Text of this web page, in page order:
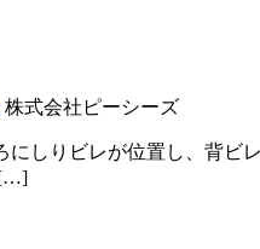
株式会社ピーシーズ
しりビレが位置し、背
[…]